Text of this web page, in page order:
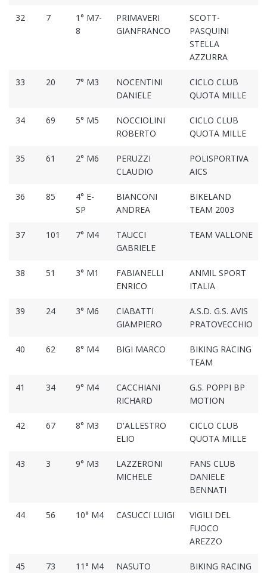
32 7
1° M7-
8
PRIMAVERI
GIANFRANCO
SCOTT-
PASQUINI
STELLA
AZZURRA
33 20 7° M3
NOCENTINI
DANIELE
CICLO CLUB
QUOTA MILLE
34 69 5° M5
NOCCIOLINI
ROBERTO
CICLO CLUB
QUOTA MILLE
35 61 2° M6
PERUZZI
CLAUDIO
POLISPORTIVA
AICS
36 85
4° E-
SP
BIANCONI
ANDREA
BIKELAND
TEAM 2003
37 101 7° M4
TAUCCI
GABRIELE
TEAM VALLONE
38 51 3° M1
FABIANELLI
ENRICO
ANMIL SPORT
ITALIA
39 24 3° M6
CIABATTI
GIAMPIERO
A.S.D. G.S. AVIS
PRATOVECCHIO
40 62 8° M4 BIGI MARCO
BIKING RACING
TEAM
41 34 9° M4
CACCHIANI
RICHARD
G.S. POPPI BP
MOTION
42 67 8° M3
D'ALLESTRO
ELIO
CICLO CLUB
QUOTA MILLE
43 3 9° M3
LAZZERONI
MICHELE
FANS CLUB
DANIELE
BENNATI
44 56 10° M4 CASUCCI LUIGI
VIGILI DEL
FUOCO
AREZZO
45 73 11° M4
NASUTO
BIKING RACING